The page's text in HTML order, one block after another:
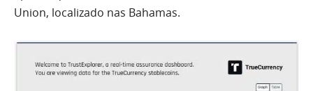
Union, localizado nas Bahamas.